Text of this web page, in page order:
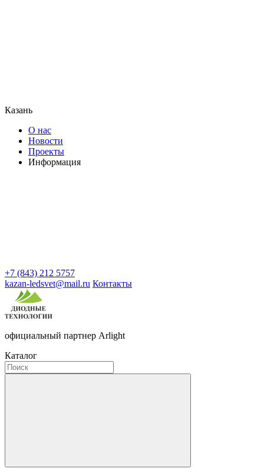
Казань
О нас
Новости
Проекты
Информация
+7 (843) 212 5757
kazan-ledsvet@mail.ru Контакты
официальный партнер Arlight
Каталог